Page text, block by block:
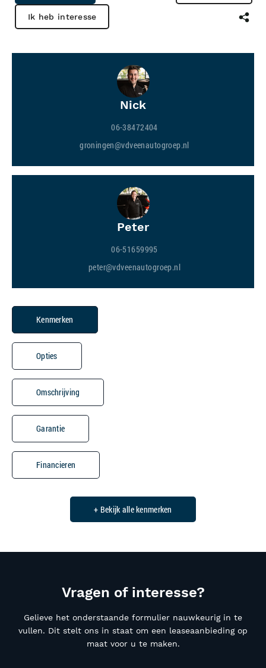
Ik heb interesse
Kenmerken
Opties
Omschrijving
Garantie
Financieren
Peter
06-51659995
peter@vdveenautogroep.nl
Nick
06-38472404
groningen@vdveenautogroep.nl
+ Bekijk alle kenmerken
Vragen of interesse?
Gelieve het onderstaande formulier nauwkeurig in te
vullen. Dit stelt ons in staat om een leaseaanbieding op
maat voor u te maken.